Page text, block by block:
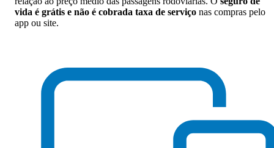
vida é grátis e não é cobrada taxa de serviço nas compras pelo
app ou site.